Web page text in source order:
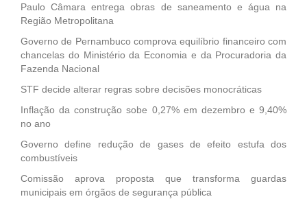
Paulo Câmara entrega obras de saneamento e água na
Região Metropolitana
Governo de Pernambuco comprova equilíbrio financeiro com
chancelas do Ministério da Economia e da Procuradoria da
Fazenda Nacional
STF decide alterar regras sobre decisões monocráticas
Inflação da construção sobe 0,27% em dezembro e 9,40%
no ano
Governo define redução de gases de efeito estufa dos
combustíveis
Comissão aprova proposta que transforma guardas
municipais em órgãos de segurança pública